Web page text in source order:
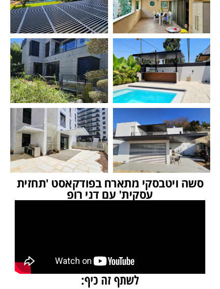
סשה ויטבסקי מתארח בפודקאסט 'תחזית
עסקית' עם דני רופ
לשתף זה כיף: